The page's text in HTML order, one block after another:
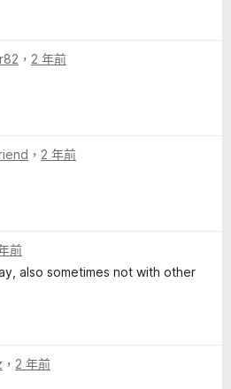
， 2 年前
， 2 年前
前
also sometimes not with other
， 2 年前